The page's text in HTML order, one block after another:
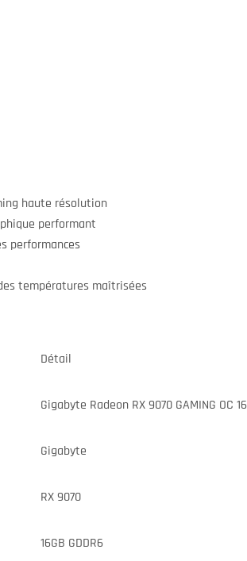
haute résolution
performant
performances
températures maîtrisées
Détail
Gigabyte Radeon RX 9070 GAMING OC
Gigabyte
RX 9070
16GB GDDR6